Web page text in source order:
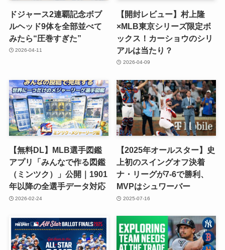
ドジャース2連覇記念ボブ
ルヘッド9体を全部並べて
みたら“圧巻すぎた”
2026-04-11
【開封レビュー】村上隆
×MLB東京シリーズ限定ボ
ックス！カーショウのシリ
アルは当たり？
2026-04-09
【無料DL】MLB選手図鑑
アプリ「みんなで作る図鑑
（ミンツク）」公開｜1901
年以降の全選手データ対応
2026-02-24
【2025年オールスター】史
上初のスイングオフ決着
ナ・リーグが7-6で勝利、
MVPはシュワーバー
2025-07-16